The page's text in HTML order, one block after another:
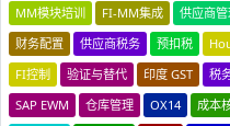
MM模块培训
FI-MM集成 供应商
财务配置
供应商税务 预扣税
FI控制
验证与替代 印度 GST 税
SAP EWM
仓库管理 OX14 成本